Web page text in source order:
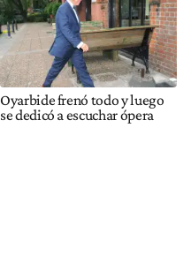
Oyarbide frenó todo y luego
se dedicó a escuchar ópera